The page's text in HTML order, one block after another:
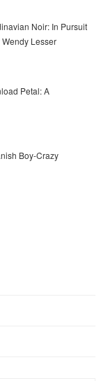
Noir: In Pursuit
Lesser
Petal: A
Boy-Crazy